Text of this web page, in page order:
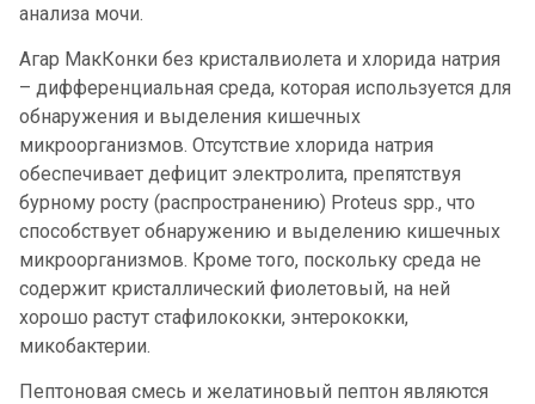
анализа мочи.
Агар МакКонки без кристалвиолета и хлорида натрия
– дифференциальная среда, которая используется для
обнаружения и выделения кишечных
микроорганизмов. Отсутствие хлорида натрия
обеспечивает дефицит электролита, препятствуя
бурному росту (распространению) Proteus spp., что
способствует обнаружению и выделению кишечных
микроорганизмов. Кроме того, поскольку среда не
содержит кристаллический фиолетовый, на ней
хорошо растут стафилококки, энтерококки,
микобактерии.
Пептоновая смесь и желатиновый пептон являются